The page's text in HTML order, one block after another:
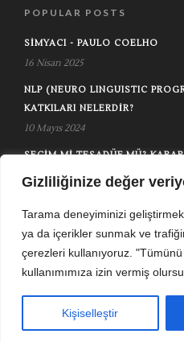
Gizliliğinize değer
Tarama deneyiminizi
ya da içerikler sunmak ve
çerezleri kullanıyoruz.
kullanımımıza izin vermiş
Kişiselleştir
POPULAR POSTS
SIMYACI - PAULO COELHO
16 Nisan 2025
NLP (NEURO LINGUISTIC
KATKILARI NELERDIR?
10 Mayıs 2024
SEÇIM MI TESADÜF MÜ?
GÖRÜNMEZ GÜÇLER
8 Kasım 2024
© Copyright 2024 - New Life Plan